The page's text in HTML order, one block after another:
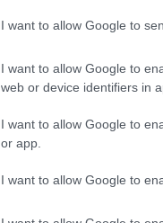
I want to allow Google to
I want to allow Google to
web or device identifiers in
I want to allow Google to
or app.
I want to allow Google to